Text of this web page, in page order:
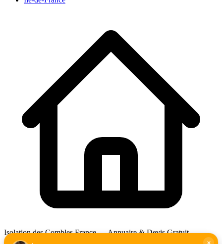
Isolation des Combles France — Annuaire & Devis Gratuit